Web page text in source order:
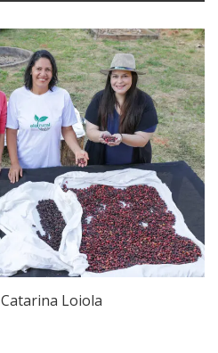
Catarina Loiola